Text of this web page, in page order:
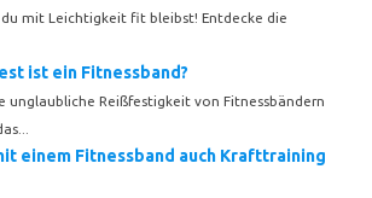
du mit Leichtigkeit fit bleibst! Entdecke die
ist ein Fitnessband?
unglaubliche Reißfestigkeit von Fitnessbändern
einem Fitnessband auch Krafttraining